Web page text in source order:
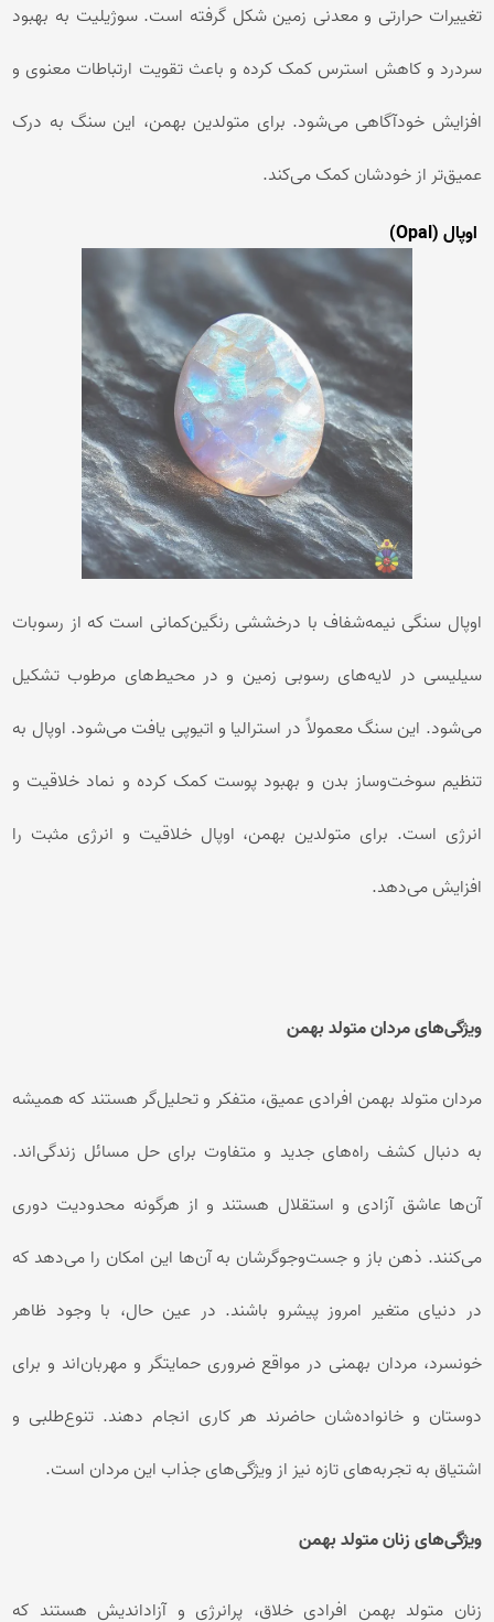
تغییرات حرارتی و معدنی زمین شکل گرفته است. سوژیلیت به بهبود
سردرد و کاهش استرس کمک کرده و باعث تقویت ارتباطات معنوی و
افزایش خودآگاهی می‌شود. برای متولدین بهمن، این سنگ به درک
عمیق‌تر از خودشان کمک می‌کند.
اوپال (Opal)
اوپال سنگی نیمه‌شفاف با درخششی رنگین‌کمانی است که از رسوبات
سیلیسی در لایه‌های رسوبی زمین و در محیط‌های مرطوب تشکیل
می‌شود. این سنگ معمولاً در استرالیا و اتیوپی یافت می‌شود. اوپال به
تنظیم سوخت‌وساز بدن و بهبود پوست کمک کرده و نماد خلاقیت و
انرژی است. برای متولدین بهمن، اوپال خلاقیت و انرژی مثبت را
افزایش می‌دهد.
ویژگی‌های مردان متولد بهمن
مردان متولد بهمن افرادی عمیق، متفکر و تحلیل‌گر هستند که همیشه
به دنبال کشف راه‌های جدید و متفاوت برای حل مسائل زندگی‌اند.
آن‌ها عاشق آزادی و استقلال هستند و از هرگونه محدودیت دوری
می‌کنند. ذهن باز و جست‌وجوگرشان به آن‌ها این امکان را می‌دهد که
در دنیای متغیر امروز پیشرو باشند. در عین حال، با وجود ظاهر
خونسرد، مردان بهمنی در مواقع ضروری حمایتگر و مهربان‌اند و برای
دوستان و خانواده‌شان حاضرند هر کاری انجام دهند. تنوع‌طلبی و
اشتیاق به تجربه‌های تازه نیز از ویژگی‌های جذاب این مردان است.
ویژگی‌های زنان متولد بهمن
زنان متولد بهمن افرادی خلاق، پرانرژی و آزاداندیش هستند که